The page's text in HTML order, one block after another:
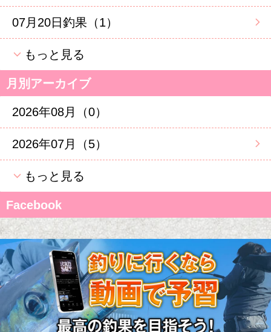
07月20日釣果（1）
もっと見る
月別アーカイブ
2026年08月（0）
2026年07月（5）
もっと見る
Facebook